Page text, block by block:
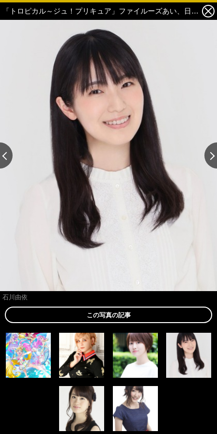
「トロピカル～ジュ！プリキュア」ファイルーズあい、日高里菜らキャスト発表！ 声優陣も喜び「トロピカってもらえるように頑張ります！」 4枚目の写真・画像
石川由依
この写真の記事